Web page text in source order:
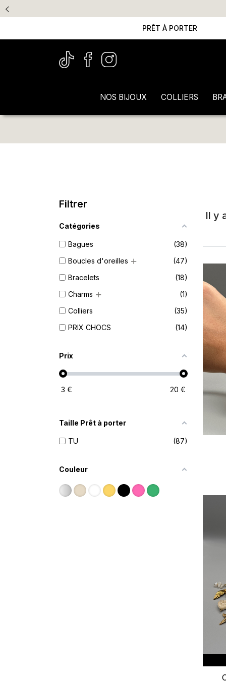
PRÊT À PORTER
NOS BIJOUX COLLIERS
Filtrer
Catégories
Bagues
38
Boucles d'oreilles
47
Bracelets
18
Charms
1
Colliers
35
PRIX CHOCS
14
Prix
3 € 20 €
Taille Prêt à porter
TU 87
Couleur
Il y